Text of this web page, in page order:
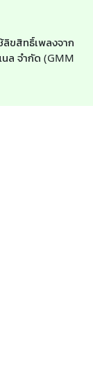
ขสิทธิ์เพลงจาก
ล จำกัด (GMM